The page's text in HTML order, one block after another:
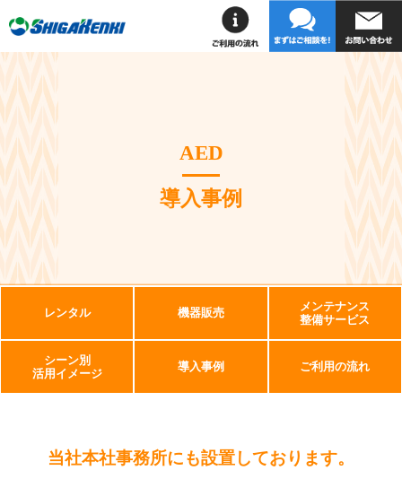
AED
導入事例
レンタル 機器販売
メンテナンス
整備サービス
シーン別
活用イメージ
導入事例 ご利用の流れ
当社本社事務所にも設置しております。